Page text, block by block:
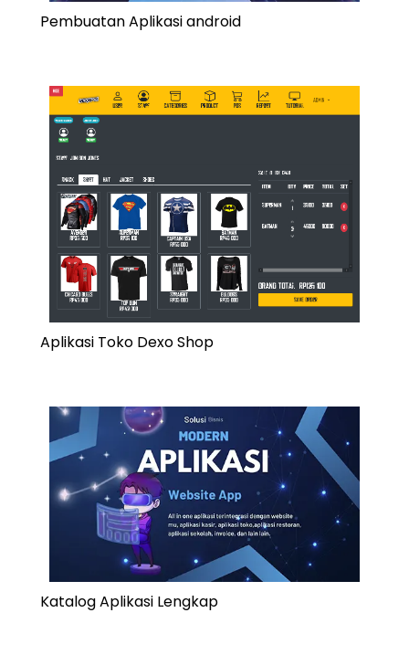
Pembuatan Aplikasi android
Aplikasi Toko Dexo Shop
Katalog Aplikasi Lengkap